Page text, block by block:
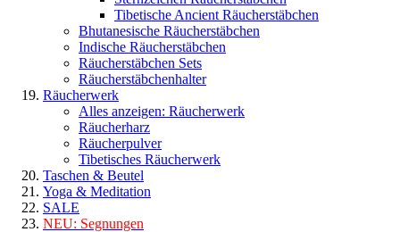
Tibetische Ancient Räucherstäbchen
Bhutanesische Räucherstäbchen
Indische Räucherstäbchen
Räucherstäbchen Sets
Räucherstäbchenhalter
Räucherwerk
Alles anzeigen: Räucherwerk
Räucherharz
Räucherpulver
Tibetisches Räucherwerk
Taschen & Beutel
Yoga & Meditation
SALE
NEU: Segnungen